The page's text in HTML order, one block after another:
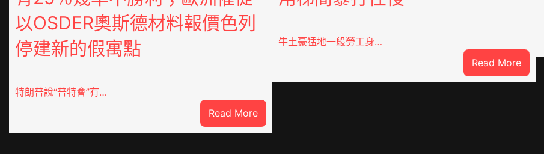
以OSDER奧斯德材料報價色列
停建新的假寓點
特朗普說“普特會”有…
Read More:
晨
牛土豪猛地一般勞工身…
Read More:
指